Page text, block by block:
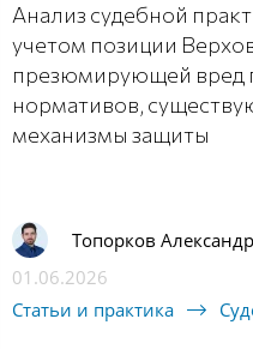
Анализ судебной
учетом позиции
презюмирующей вред
нормативов,
механизмы защиты
Топорков
01.06.2026
Статьи и практика